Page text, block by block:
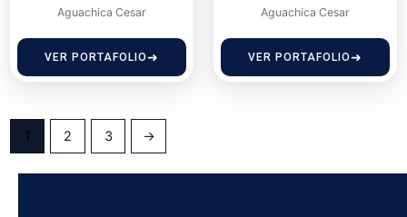
Aguachica Cesar
VER PORTAFOLIO
Aguachica Cesar
VER PORTAFOLIO
1 2 3 →